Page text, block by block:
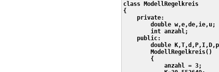
class ModellRegelkreis
{
    private:
        double w,e,de,ie,u;
        int anzahl;
    public:
double
        ModellRegelkreis()
        {
            anzahl = 3;